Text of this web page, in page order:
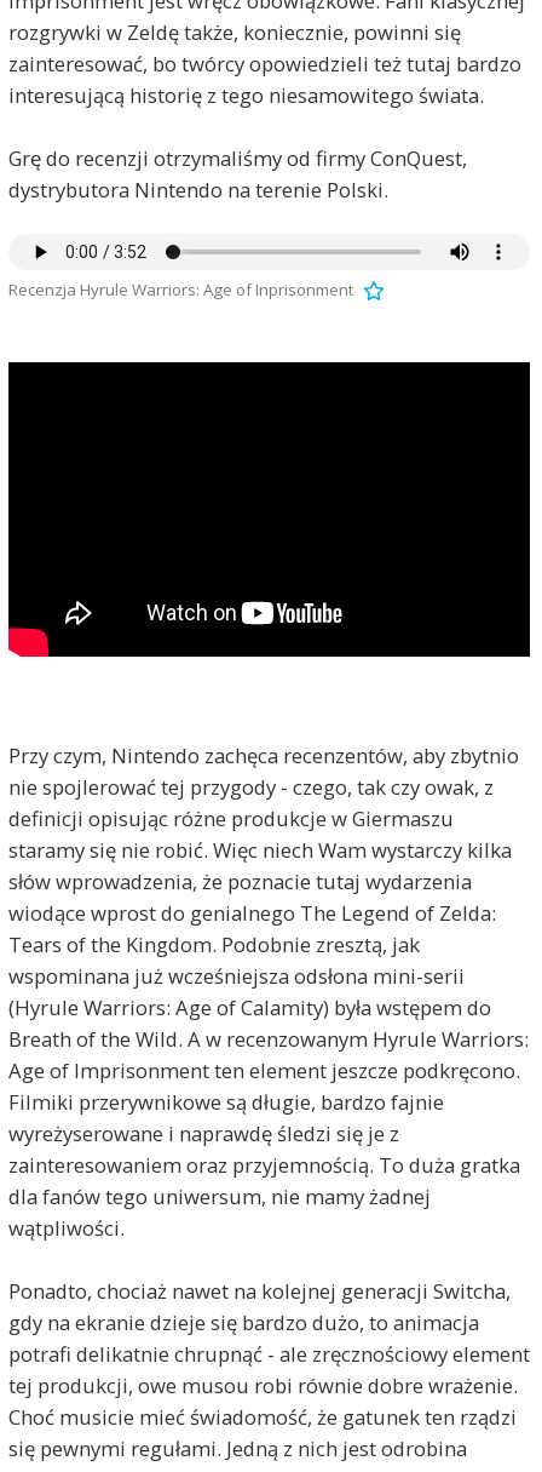
rozgrywki w Zeldę także, koniecznie, powinni się
zainteresować, bo twórcy opowiedzieli też tutaj bardzo
interesującą historię z tego niesamowitego świata.
Grę do recenzji otrzymaliśmy od firmy ConQuest,
dystrybutora Nintendo na terenie Polski.
Recenzja Hyrule Warriors: Age of Inprisonment
Przy czym, Nintendo zachęca recenzentów, aby zbytnio
nie spojlerować tej przygody - czego, tak czy owak, z
definicji opisując różne produkcje w Giermaszu
staramy się nie robić. Więc niech Wam wystarczy kilka
słów wprowadzenia, że poznacie tutaj wydarzenia
wiodące wprost do genialnego The Legend of Zelda:
Tears of the Kingdom. Podobnie zresztą, jak
wspominana już wcześniejsza odsłona mini-serii
(Hyrule Warriors: Age of Calamity) była wstępem do
Breath of the Wild. A w recenzowanym Hyrule Warriors:
Age of Imprisonment ten element jeszcze podkręcono.
Filmiki przerywnikowe są długie, bardzo fajnie
wyreżyserowane i naprawdę śledzi się je z
zainteresowaniem oraz przyjemnością. To duża gratka
dla fanów tego uniwersum, nie mamy żadnej
wątpliwości.
Ponadto, chociaż nawet na kolejnej generacji Switcha,
gdy na ekranie dzieje się bardzo dużo, to animacja
potrafi delikatnie chrupnąć - ale zręcznościowy element
tej produkcji, owe musou robi równie dobre wrażenie.
Choć musicie mieć świadomość, że gatunek ten rządzi
się pewnymi regułami. Jedną z nich jest odrobina